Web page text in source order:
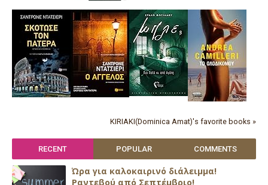
KIRIAKI(Dominica Amat)'s favorite books »
RECENT POPULAR COMMENTS
Ώρα για καλοκαιρινό διάλειμμα!
Ραντεβού από Σεπτέμβριο!